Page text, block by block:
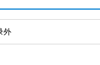
外